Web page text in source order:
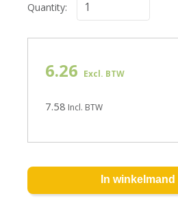
Quantity:
6.26 Excl. BTW
7.58 Incl. BTW
In winkelmand